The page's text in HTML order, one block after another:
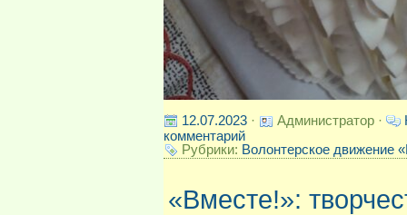
12.07.2023 · Администратор ·
комментарий
Рубрики: Волонтерское движение
«Вместе!»: